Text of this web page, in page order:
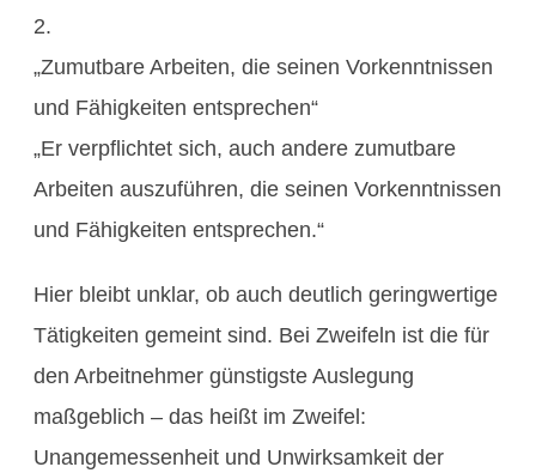
„Zumutbare Arbeiten, die seinen Vorkenntnissen
und Fähigkeiten entsprechen“
„Er verpflichtet sich, auch andere zumutbare
Arbeiten auszuführen, die seinen Vorkenntnissen
und Fähigkeiten entsprechen.“
Hier bleibt unklar, ob auch deutlich geringwertige
Tätigkeiten gemeint sind. Bei Zweifeln ist die für
den Arbeitnehmer günstigste Auslegung
maßgeblich – das heißt im Zweifel:
Unangemessenheit und Unwirksamkeit der